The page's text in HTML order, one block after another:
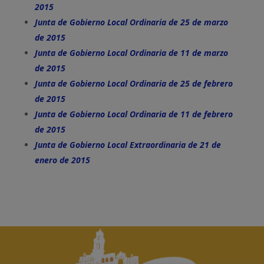
2015
Junta de Gobierno Local Ordinaria de 25 de marzo
de 2015
Junta de Gobierno Local Ordinaria de 11 de marzo
de 2015
Junta de Gobierno Local Ordinaria de 25 de febrero
de 2015
Junta de Gobierno Local Ordinaria de 11 de febrero
de 2015
Junta de Gobierno Local Extraordinaria de 21 de
enero de 2015